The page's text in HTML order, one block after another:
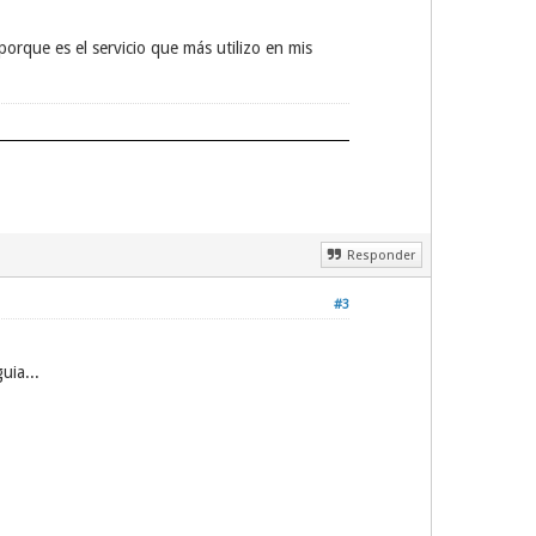
es el servicio que más utilizo en mis
Responder
#3